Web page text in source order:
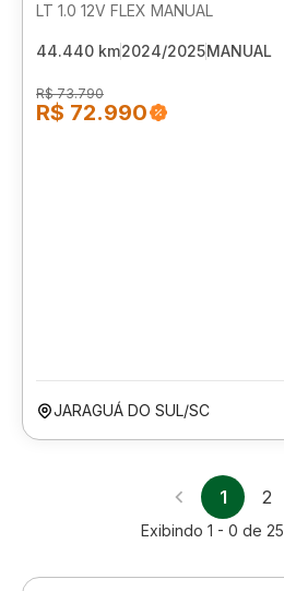
LT 1.0 12V FLEX MANUAL
44.440 km2024/2025MANUAL
R$ 73.790
R$ 72.990
JARAGUÁ DO SUL/SC
1 2
Exibindo 1 - 0 de 25